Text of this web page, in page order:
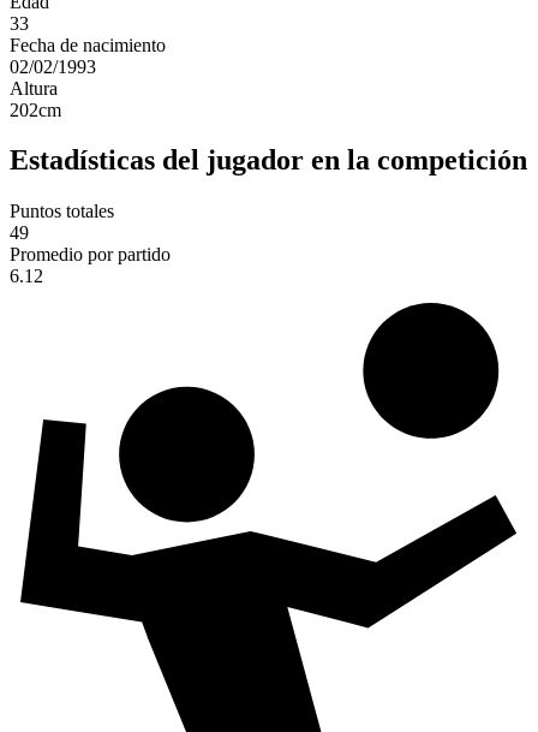
33
Fecha de nacimiento
02/02/1993
Altura
202cm
Estadísticas del jugador en la competición
Puntos totales
49
Promedio por partido
6.12